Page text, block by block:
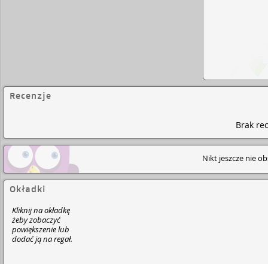
Recenzje
Brak
Nikt jeszcze nie
Okładki
Kliknij na okładkę
żeby zobaczyć
powiększenie lub
dodać ją na regał.